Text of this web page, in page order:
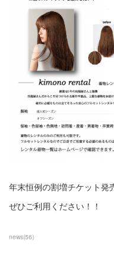
年末恒例の割増チケット発
ぜひご利用ください！！
news(56)